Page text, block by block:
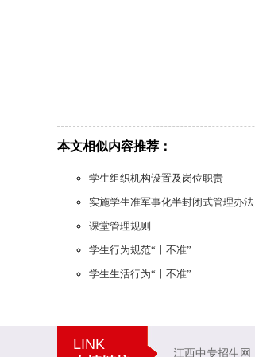
本文相似内容推荐：
学生组织机构设置及岗位职责
实施学生准军事化半封闭式管理办法
课堂管理规则
学生行为规范“十不准”
学生生活行为“十不准”
LINK
江西中专招生网